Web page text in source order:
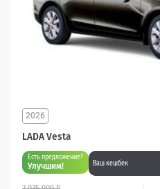
LADA Vesta
2026
Есть предложение?
Улучшим! Ваш кешбек